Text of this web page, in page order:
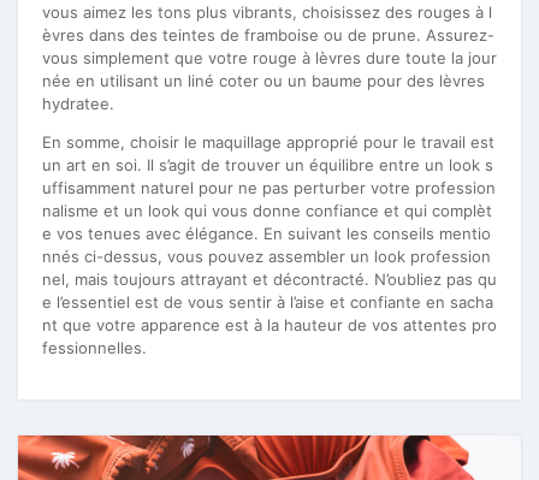
vous aimez les tons plus vibrants, choisissez des rouges à l
èvres dans des teintes de framboise ou de prune. Assurez-
vous simplement que votre rouge à lèvres dure toute la jour
née en utilisant un liné coter ou un baume pour des lèvres
hydratee.
En somme, choisir le maquillage approprié pour le travail est
un art en soi. Il s’agit de trouver un équilibre entre un look s
uffisamment naturel pour ne pas perturber votre profession
nalisme et un look qui vous donne confiance et qui complèt
e vos tenues avec élégance. En suivant les conseils mentio
nnés ci-dessus, vous pouvez assembler un look profession
nel, mais toujours attrayant et décontracté. N’oubliez pas qu
e l’essentiel est de vous sentir à l’aise et confiante en sacha
nt que votre apparence est à la hauteur de vos attentes pro
fessionnelles.